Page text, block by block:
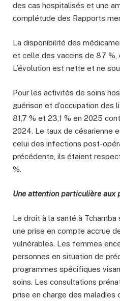
des cas hospitalisés et une
complétude des Rapports
La disponibilité des
et celle des vaccins de 87 %,
L’évolution est nette et ne
Pour les activités de soins
guérison et d’occupation
81,7 % et 23,1 % en 2025
2024. Le taux de césarienne
celui des infections post-
précédente, ils étaient
%.
Une attention particulière aux
Le droit à la santé à
une prise en compte accrue
vulnérables. Les femmes
personnes en situation de
programmes spécifiques
soins. Les consultations
prise en charge des maladies